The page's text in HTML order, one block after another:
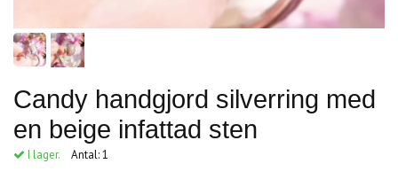
Candy handgjord silverring med
en beige infattad sten
I lager. Antal:1